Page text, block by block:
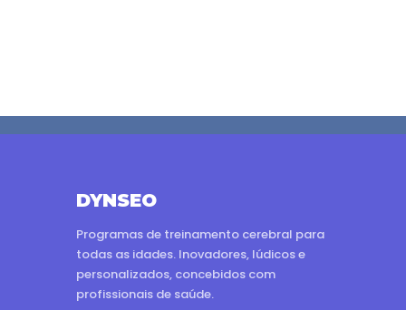
DYNSEO
Programas de treinamento cerebral para
todas as idades. Inovadores, lúdicos e
personalizados, concebidos com
profissionais de saúde.